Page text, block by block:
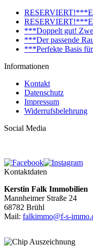
***Doppelt gut!
***Der passende
***Perfekte Basis
Informationen
Kontakt
Datenschutz
Impressum
Widerrufsbelehrung
Social Media
Kontaktdaten
Kerstin Falk Immobilien
Mannheimer Straße 24
68782 Brühl
Mail: falkimmo@f-s-